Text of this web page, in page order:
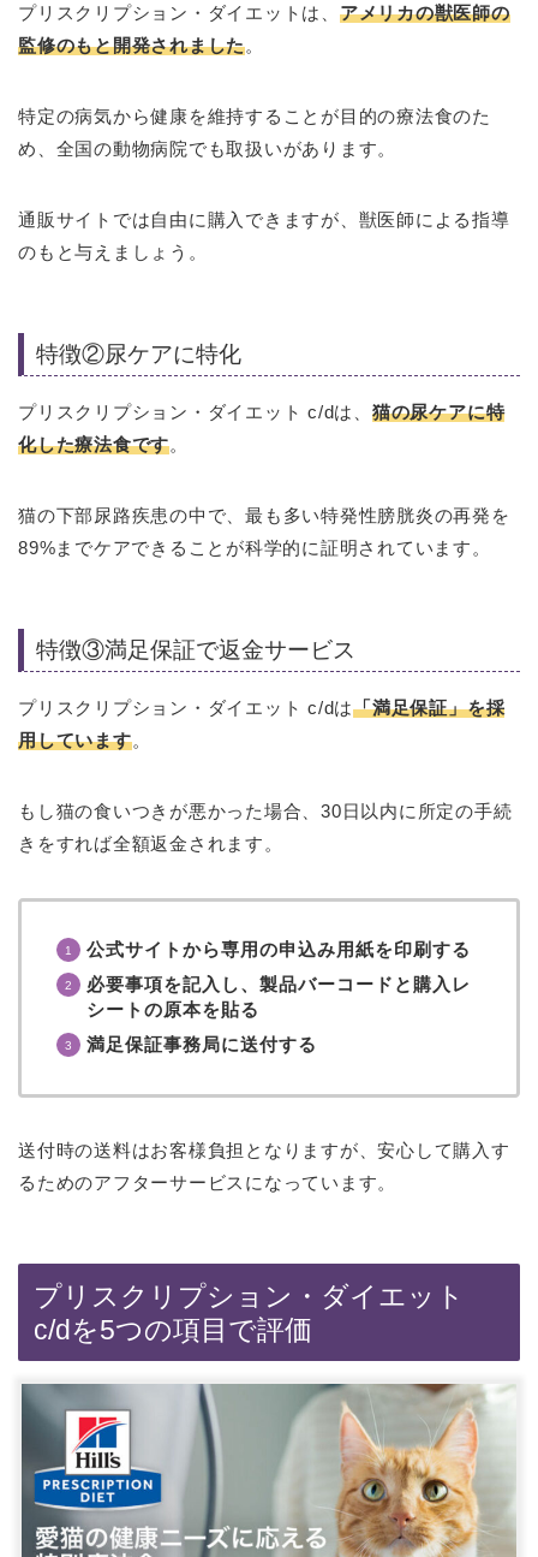
プリスクリプション・ダイエットは、 アメリカの獣医師の
監修のもと開発されました。
特定の病気から健康を維持することが目的の療法食のた
め、全国の動物病院でも取扱いがあります。
通販サイトでは自由に購入できますが、獣医師による指導
のもと与えましょう。
特徴②尿ケアに特化
プリスクリプション・ダイエット c/dは、 猫の尿ケアに特
化した療法食です。
猫の下部尿路疾患の中で、最も多い特発性膀胱炎の再発を
89%までケアできることが科学的に証明されています。
特徴③満足保証で返金サービス
プリスクリプション・ダイエット c/dは「満足保証」を採
用しています。
もし猫の食いつきが悪かった場合、30日以内に所定の手続
きをすれば全額返金されます。
公式サイトから専用の申込み用紙を印刷する
必要事項を記入し、製品バーコードと購入レ
シートの原本を貼る
満足保証事務局に送付する
送付時の送料はお客様負担となりますが、安心して購入す
るためのアフターサービスになっています。
プリスクリプション・ダイエット
c/dを5つの項目で評価